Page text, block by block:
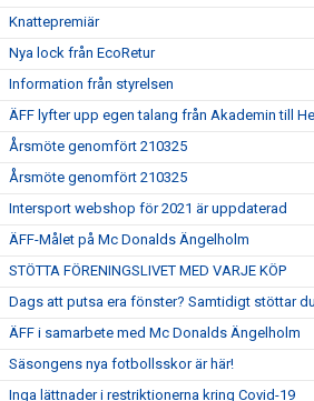
Knattepremiär
Nya lock från EcoRetur
Information från styrelsen
ÄFF lyfter upp egen talang från Akademin till
Årsmöte genomfört 210325
Årsmöte genomfört 210325
Intersport webshop för 2021 är uppdaterad
ÄFF-Målet på Mc Donalds Ängelholm
STÖTTA FÖRENINGSLIVET MED VARJE KÖP
Dags att putsa era fönster? Samtidigt stöttar
ÄFF i samarbete med Mc Donalds Ängelholm
Säsongens nya fotbollsskor är här!
Inga lättnader i restriktionerna kring Covid-19